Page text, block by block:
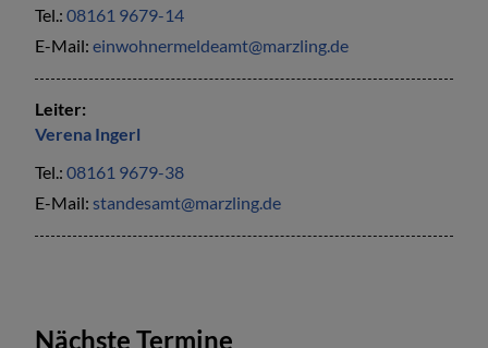
Nächste Termine
Tel.: 08161 9679-14
E-Mail: einwohnermeldeamt@marzling.de
Leiter:
Verena Ingerl
Tel.: 08161 9679-38
E-Mail: standesamt@marzling.de